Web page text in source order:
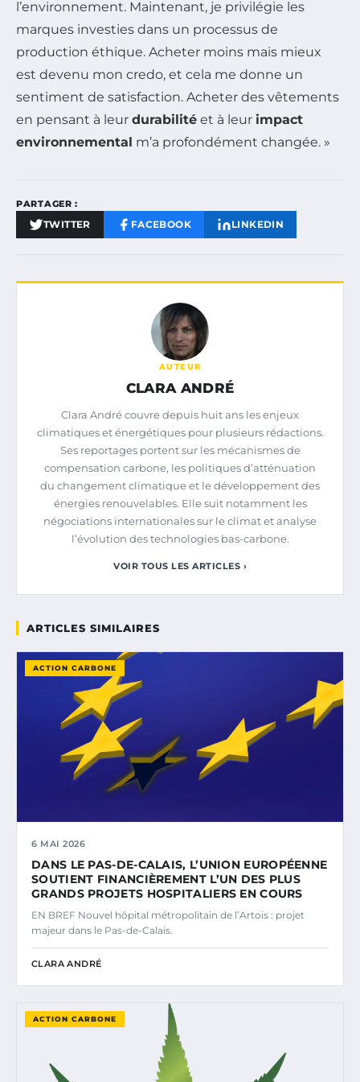
l’environnement. Maintenant, je privilégie les
marques investies dans un processus de
production éthique. Acheter moins mais mieux
est devenu mon credo, et cela me donne un
sentiment de satisfaction. Acheter des vêtements
en pensant à leur durabilité et à leur impact
environnemental m’a profondément changée. »
PARTAGER :
TWITTER FACEBOOK LINKEDIN
AUTEUR
CLARA ANDRÉ
Clara André couvre depuis huit ans les enjeux
climatiques et énergétiques pour plusieurs rédactions.
Ses reportages portent sur les mécanismes de
compensation carbone, les politiques d’atténuation
du changement climatique et le développement des
énergies renouvelables. Elle suit notamment les
négociations internationales sur le climat et analyse
l’évolution des technologies bas-carbone.
VOIR TOUS LES ARTICLES ›
ARTICLES SIMILAIRES
ACTION CARBONE
6 MAI 2026
DANS LE PAS-DE-CALAIS, L’UNION EUROPÉENNE
SOUTIENT FINANCIÈREMENT L’UN DES PLUS
GRANDS PROJETS HOSPITALIERS EN COURS
EN BREF Nouvel hôpital métropolitain de l’Artois : projet
majeur dans le Pas-de-Calais.
CLARA ANDRÉ
ACTION CARBONE